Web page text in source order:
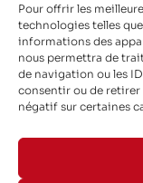
Pour offrir les
technologies telles
informations des
nous permettra de
de navigation ou les
consentir ou de
négatif sur certaines
Nos marques
Guide et conseils
L’entreprise
NEWSLETTER